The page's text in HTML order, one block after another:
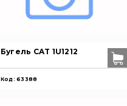
Бугель CAT 1U1212
Код: 63388